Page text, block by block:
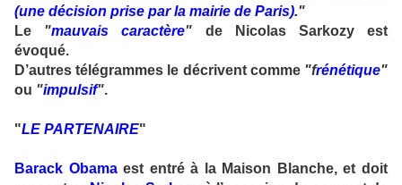
(une décision prise par la mairie de Paris)."
Le "mauvais caractère" de Nicolas Sarkozy est
évoqué.
D’autres télégrammes le décrivent comme "frénétique"
ou "impulsif".
"LE PARTENAIRE"
Barack Obamaest entré à la Maison Blanche, et doit